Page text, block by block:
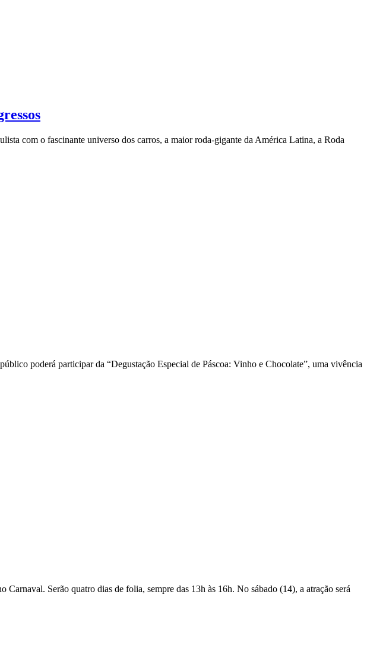
com o fascinante universo dos carros, a maior roda-gigante da América Latina, a Roda
poderá participar da “Degustação Especial de Páscoa: Vinho e Chocolate”, uma vivência
Serão quatro dias de folia, sempre das 13h às 16h. No sábado (14), a atração será